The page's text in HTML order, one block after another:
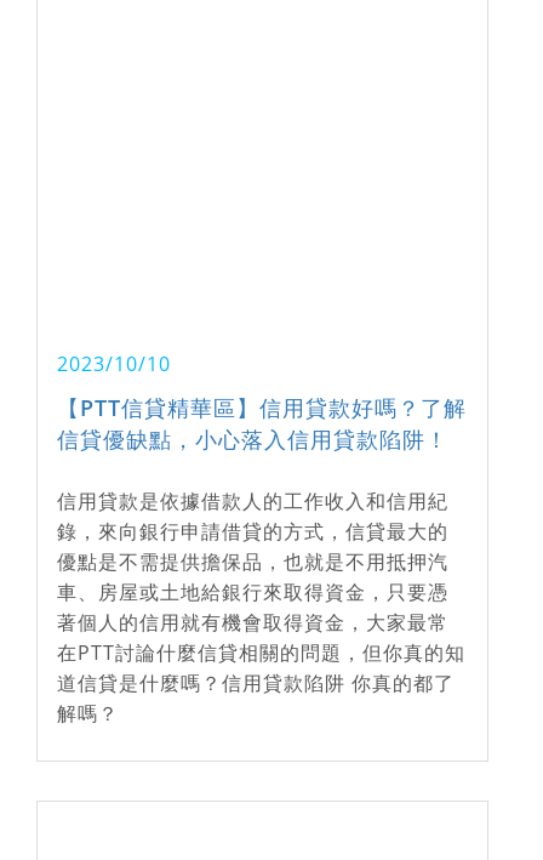
2023/10/10
【PTT信貸精華區】信用貸款好嗎？了解
信貸優缺點，小心落入信用貸款陷阱！
信用貸款是依據借款人的工作收入和信用紀
錄，來向銀行申請借貸的方式，信貸最大的
優點是不需提供擔保品，也就是不用抵押汽
車、房屋或土地給銀行來取得資金，只要憑
著個人的信用就有機會取得資金，大家最常
在PTT討論什麼信貸相關的問題，但你真的知
道信貸是什麼嗎？信用貸款陷阱 你真的都了
解嗎？